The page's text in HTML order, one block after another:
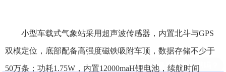
小型车载式气象站采用超声波传感器，内置北斗与GPS
双模定位，底部配备高强度磁铁吸附车顶，数据存储不少于
50万条；功耗1.75W，内置12000maH锂电池，续航时间